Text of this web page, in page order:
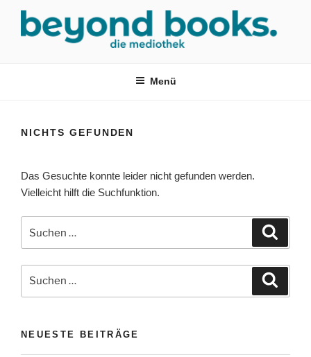
springen
Menü
NICHTS GEFUNDEN
Das Gesuchte konnte leider nicht gefunden werden.
Vielleicht hilft die Suchfunktion.
nach:
nach:
NEUESTE BEITRÄGE